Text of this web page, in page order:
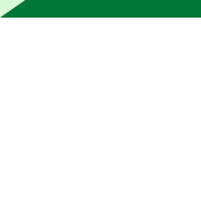
よって校正されて